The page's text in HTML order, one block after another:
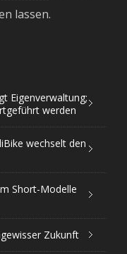
lassen.
Eigenverwaltung;
werden
wechselt den
Short-Modelle
Zukunft